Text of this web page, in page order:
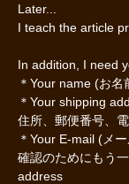
Later...
I teach the article
In addition, I need
＊Your name (お名
＊Your shipping
住所、郵便番号、
＊Your E-mail (メ
確認のためにもう
address